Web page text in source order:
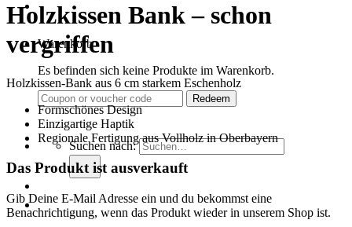
Warenkorb
Es befinden sich keine Produkte im Warenkorb.
Suchen nach:
Holzkissen Bank – schon
vergriffen
Holzkissen-Bank aus 6 cm starkem Eschenholz
Formschönes Design
Einzigartige Haptik
Regionale Fertigung aus Vollholz in Oberbayern
Das Produkt ist ausverkauft
Gib Deine E-Mail Adresse ein und du bekommst eine
Benachrichtigung, wenn das Produkt wieder in unserem Shop ist.